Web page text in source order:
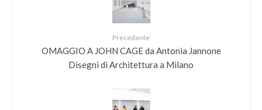
Precedente
OMAGGIO A JOHN CAGE da Antonia Jannone
Disegni di Architettura a Milano